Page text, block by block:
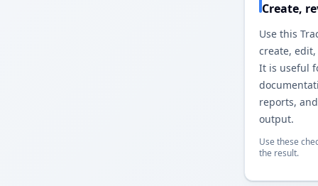
Create,
Use this
create,
It is useful
reports,
output.
Use these
the result.